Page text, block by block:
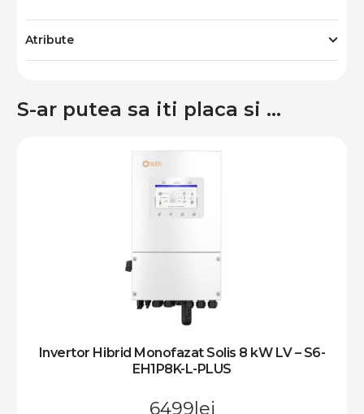
Atribute
S-ar putea sa iti placa si …
Invertor Hibrid Monofazat Solis 8 kW LV – S6-
EH1P8K-L-PLUS
6499 lei